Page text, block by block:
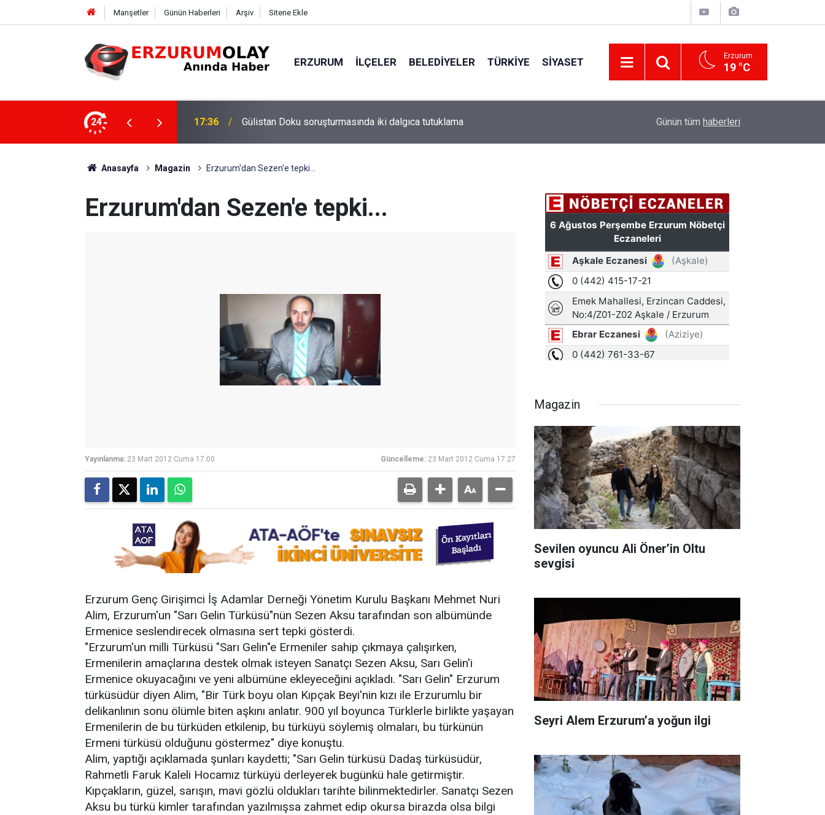
Manşetler Günün Haberleri Arşiv Sitene Ekle
ERZURUM İLÇELER BELEDIYELER TÜRKIYE SIYASET Erzurum
19 °C
24
dalgıca tutuklama 12:29 YÜRÜYEN PARALAR MANGASI
Günün tüm haberleri
Anasayfa Magazin Erzurum'dan Sezen'e tepki...
Erzurum'dan Sezen'e tepki...
Yayınlanma: 23 Mart 2012 Cuma 17:00 Güncelleme: 23 Mart 2012 Cuma 17:27
Erzurum Genç Girişimci İş Adamlar Derneği Yönetim Kurulu Başkanı Mehmet Nuri
Alim, Erzurum'un "Sarı Gelin Türküsü"nün Sezen Aksu tarafından son albümünde
Ermenice seslendirecek olmasına sert tepki gösterdi.
"Erzurum'un milli Türküsü "Sarı Gelin"e Ermeniler sahip çıkmaya çalışırken,
Ermenilerin amaçlarına destek olmak isteyen Sanatçı Sezen Aksu, Sarı Gelin'i
Ermenice okuyacağını ve yeni albümüne ekleyeceğini açıkladı. "Sarı Gelin" Erzurum
türküsüdür diyen Alim, "Bir Türk boyu olan Kıpçak Beyi'nin kızı ile Erzurumlu bir
delikanlının sonu ölümle biten aşkını anlatır. 900 yıl boyunca Türklerle birlikte yaşayan
Ermenilerin de bu türküden etkilenip, bu türküyü söylemiş olmaları, bu türkünün
Ermeni türküsü olduğunu göstermez" diye konuştu.
Alim, yaptığı açıklamada şunları kaydetti; "Sarı Gelin türküsü Dadaş türküsüdür,
Rahmetli Faruk Kaleli Hocamız türküyü derleyerek bugünkü hale getirmiştir.
Kıpçakların, güzel, sarışın, mavi gözlü oldukları tarihte bilinmektedirler. Sanatçı Sezen
Aksu bu türkü kimler tarafından yazılmışsa zahmet edip okursa birazda olsa bilgi
Magazin
Sevilen oyuncu Ali Öner’in Oltu
sevgisi
Seyri Alem Erzurum’a yoğun ilgi